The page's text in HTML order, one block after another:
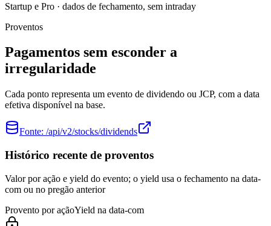
Startup e Pro · dados de fechamento, sem intraday
Proventos
Pagamentos sem esconder a
irregularidade
Cada ponto representa um evento de dividendo ou JCP, com a data
efetiva disponível na base.
Fonte: /api/v2/stocks/dividends
Histórico recente de proventos
Valor por ação e yield do evento; o yield usa o fechamento na data-
com ou no pregão anterior
Provento por açãoYield na data-com